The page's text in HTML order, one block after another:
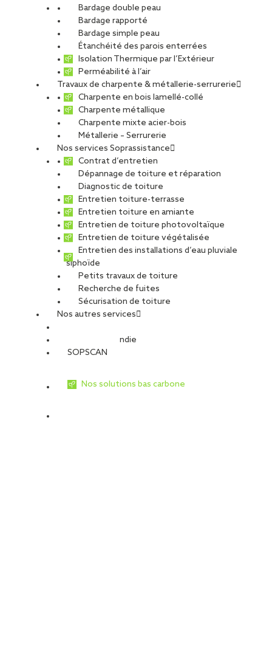
Bardage double peau
Bardage rapporté
Bardage simple peau
Étanchéité des parois enterrées
Isolation Thermique par l’Extérieur
Perméabilité à l’air
Travaux de charpente & métallerie-serrurerie
Charpente en bois lamellé-collé
Charpente métallique
Charpente mixte acier-bois
Métallerie – Serrurerie
Nos services Soprassistance
Contrat d’entretien
Dépannage de toiture et réparation
Diagnostic de toiture
Entretien toiture-terrasse
Entretien toiture en amiante
Entretien de toiture photovoltaïque
Entretien de toiture végétalisée
Entretien des installations d’eau pluviale
siphoïde
Petits travaux de toiture
Recherche de fuites
Sécurisation de toiture
Nos autres services
Sécurité Incendie
SOPSCAN
Nos solutions bas carbone